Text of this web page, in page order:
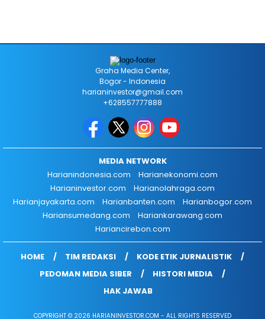
Graha Media Center,
Bogor - Indonesia
harianinvestor@gmail.com
+628557777888
MEDIA NETWORK
Harianindonesia.com
Harianekonomi.com
Harianinvestor.com
Harianolahraga.com
Harianjayakarta.com
Harianbanten.com
Harianbogor.com
Hariansumedang.com
Hariankarawang.com
Hariancirebon.com
HOME TIM REDAKSI
KODE ETIK JURNALISTIK
PEDOMAN MEDIA SIBER
HISTORI MEDIA
HAK JAWAB
COPYRIGHT © 2026 HARIANINVESTOR.COM - ALL RIGHTS RESERVED